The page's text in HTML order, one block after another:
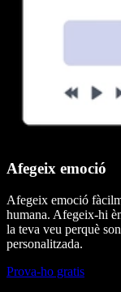
Afegeix emoció
Afegeix emoció
humana. Afegeix-hi
la teva veu perquè
personalitzada.
Prova-ho gratis